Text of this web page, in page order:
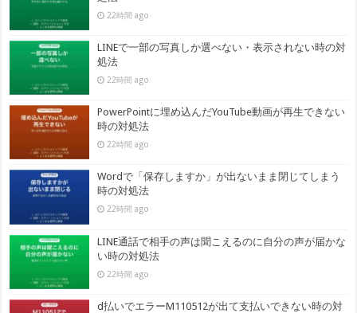
22時間 ago
LINEで一部の写真しか選べない・表示されない時の対
処法
22時間 ago
PowerPointに埋め込んだYouTube動画が再生できない
時の対処法
22時間 ago
Wordで「保存しますか」が出ないまま閉じてしまう
時の対処法
22時間 ago
LINE通話で相手の声は聞こえるのに自分の声が届かな
い時の対処法
22時間 ago
d払いでエラーM110512が出て支払いできない時の対